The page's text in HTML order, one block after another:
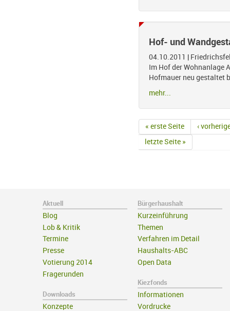
Hof- und
04.10.2011
Im Hof der Wohnanlage
Hofmauer neu gestaltet
mehr...
Seiten
« erste Seite
‹
letzte Seite »
Aktuell
Blog
Lob & Kritik
Termine
Presse
Votierung 2014
Fragerunden
Downloads
Konzepte
Bürgerhaushalt
Kurzeinführung
Themen
Verfahren im Detail
Haushalts-ABC
Open Data
Kiezfonds
Informationen
Vordrucke